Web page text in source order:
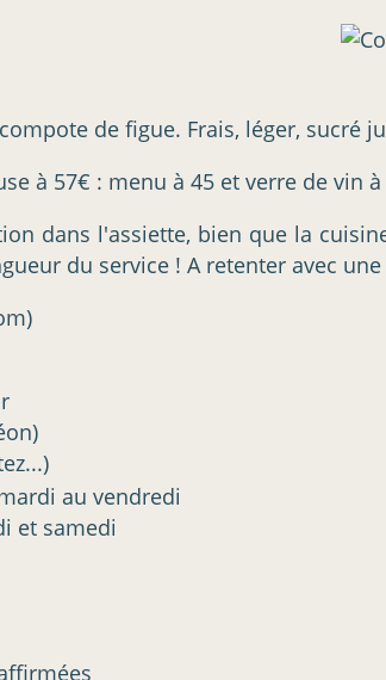
de figue. Frais, léger, sucré
à 57€ : menu à 45 et verre de vin
dans l'assiette, bien que la
du service ! A retenter avec
au vendredi
et samedi